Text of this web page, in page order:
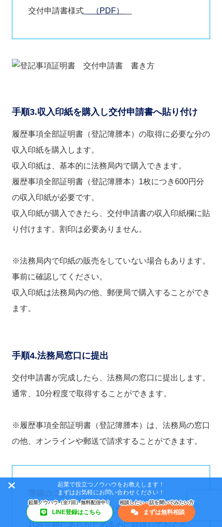
交付申請書様式 （PDF）
手順3.収入印紙を購入し交付申請書へ貼り付け
履歴事項全部証明書（登記簿謄本）の取得に必要な分の
収入印紙を購入します。
収入印紙は、基本的に法務局内で購入できます。
履歴事項全部証明書（登記簿謄本）1枚につき600円分
の収入印紙が必要です。
収入印紙が購入できたら、交付申請書の収入印紙欄に貼
り付けます。割印は必要ありません。
※法務局内で印紙の販売をしていない場合もあります。
事前に確認してください。
収入印紙は法務局内の他、郵便局で購入することができ
ます。
手順4.法務局窓口に提出
交付申請書が完成したら、法務局の窓口に提出します。
通常、10分程度で取得することができます。
※履歴事項全部証明書（登記簿謄本）は、法務局の窓口
の他、オンラインや郵送で請求することができます。
準備のコツ
・履歴事項全部証明書（登記簿謄本）は、会
社設立時にあらかじめ多めに取得しておくと
起業で役立つノウハウをお教えします！
まずはお気軽にお問い合わせください！
LINE登録はこちら まずは無料相談